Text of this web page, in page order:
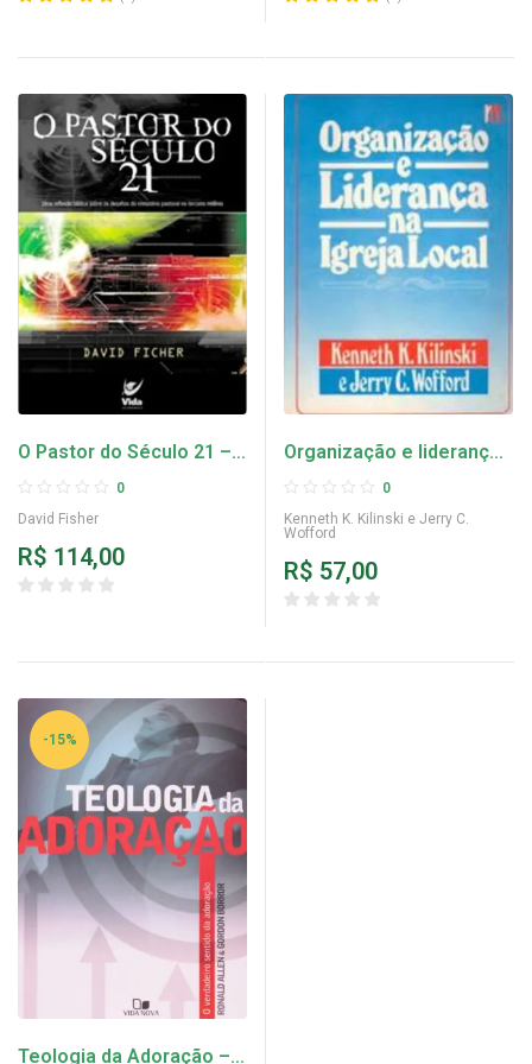
O Pastor do Século 21 –
David Fisher
0
David Fisher
R$ 114,00
Organização e liderança
na igreja local – Kenneth
K. Kilinski e Jerry C.
Wofford
0
Kenneth K. Kilinski e Jerry C.
Wofford
R$ 57,00
-15%
Teologia da Adoração –